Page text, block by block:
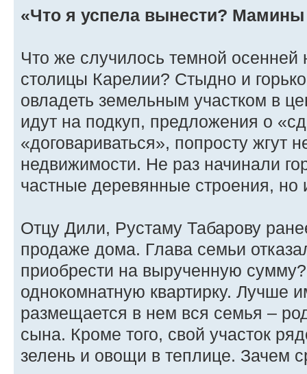
«Что я успела вынести?
Что же случилось темной осенней
столицы Карелии? Стыдно и
овладеть земельным участком в
идут на подкуп, предложения о
«договариваться», попросту жгут
недвижимости. Не раз начинали
частные деревянные строения, но
Отцу Дили, Рустаму Табарову
продаже дома. Глава семьи
приобрести на вырученную
однокомнатную квартирку. Лучше
размещается в нем вся семья –
сына. Кроме того, свой участок
зелень и овощи в теплице. Зачем